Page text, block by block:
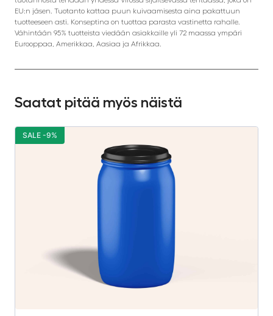
EU:n jäsen. Tuotanto kattaa puun kuivaamisesta aina pakattuun
tuotteeseen asti. Konseptina on tuottaa parasta vastinetta rahalle.
Vähintään 95% tuotteista viedään asiakkaille yli 72 maassa ympäri
Eurooppaa, Amerikkaa, Aasiaa ja Afrikkaa.
Saatat pitää myös näistä
SALE -9%